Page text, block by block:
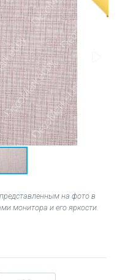
на фото в
монитора и его яркости.